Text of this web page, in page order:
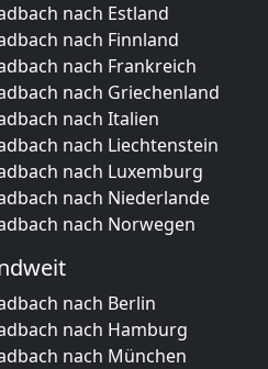
nach Estland
nach Finnland
nach Frankreich
nach Griechenland
nach Italien
nach Liechtenstein
nach Luxemburg
nach Niederlande
nach Norwegen
nach Berlin
nach Hamburg
nach München